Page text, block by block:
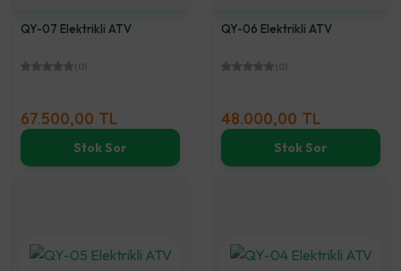
QY-07 Elektrikli ATV
(0)
67.500,00 TL
Stok Sor
QY-06 Elektrikli ATV
(0)
48.000,00 TL
Stok Sor